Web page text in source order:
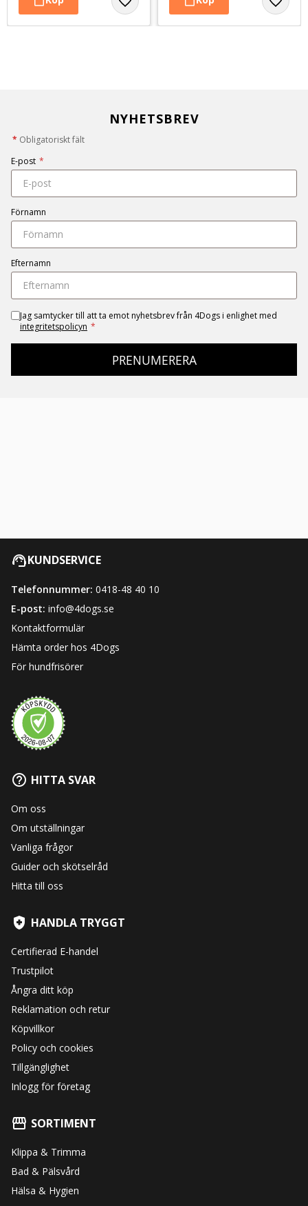
NYHETSBREV
* Obligatoriskt fält
E-post *
Förnamn
Efternamn
Jag samtycker till att ta emot nyhetsbrev från 4Dogs i enlighet med
integritetspolicyn *
PRENUMERERA
KUNDSERVICE
Telefonnummer: 0418-48 40 10
E-post: info@4dogs.se
Kontaktformulär
Hämta order hos 4Dogs
För hundfrisörer
HITTA SVAR
Om oss
Om utställningar
Vanliga frågor
Guider och skötselråd
Hitta till oss
HANDLA TRYGGT
Certifierad E-handel
Trustpilot
Ångra ditt köp
Reklamation och retur
Köpvillkor
Policy och cookies
Tillgänglighet
Inlogg för företag
SORTIMENT
Klippa & Trimma
Bad & Pälsvård
Hälsa & Hygien